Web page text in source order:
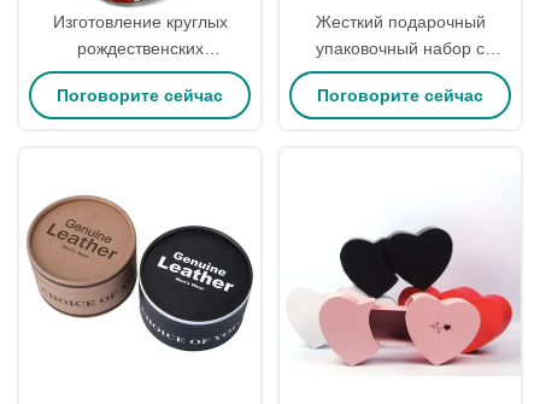
Изготовление круглых
рождественских
подарочных коробок с
крышками, набор из 4 штук,
Поговорите сейчас
Жесткий подарочный
упаковочный набор с
двойной дверцей для
изысканной косметики для
Поговорите сейчас